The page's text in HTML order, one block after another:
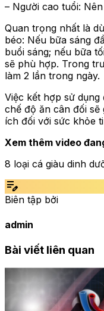
– Người cao tuổi:
Quan trọng nhất là
béo: Nếu bữa sáng
buổi sáng; nếu bữa
sẽ phù hợp. Trong
làm 2 lần trong ngày.
Việc kết hợp sử dụng
chế độ ăn cân đối sẽ
ích đối với sức khỏe
Xem thêm video
8 loại cá giàu dinh
edit_note
Biên tập bởi
admin
Bài viết liên quan